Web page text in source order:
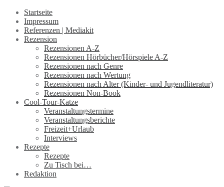
Startseite
Impressum
Referenzen | Mediakit
Rezension
Rezensionen A-Z
Rezensionen Hörbücher/Hörspiele A-Z
Rezensionen nach Genre
Rezensionen nach Wertung
Rezensionen nach Alter (Kinder- und Jugendliteratur)
Rezensionen Non-Book
Cool-Tour-Katze
Veranstaltungstermine
Veranstaltungsberichte
Freizeit+Urlaub
Interviews
Rezepte
Rezepte
Zu Tisch bei…
Redaktion